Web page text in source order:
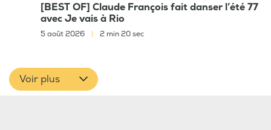
[BEST OF] Claude François fait danser l’été 77
avec Je vais à Rio
5 août 2026 2 min 20 sec
Voir plus